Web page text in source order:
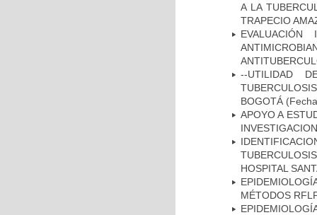
A LA
TRAPECIO
--UTILIDAD
BOGOTÁ
APOYO A
HOSPITAL
MÉTODOS